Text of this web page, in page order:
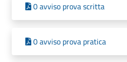
0 avviso prova scritta
0 avviso prova pratica